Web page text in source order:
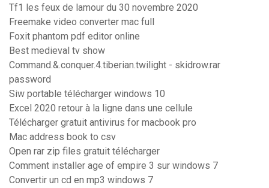
Tf1 les feux de lamour du 30 novembre 2020
Freemake video converter mac full
Foxit phantom pdf editor online
Best medieval tv show
Command.&.conquer.4.tiberian.twilight - skidrow.rar
password
Siw portable télécharger windows 10
Excel 2020 retour à la ligne dans une cellule
Télécharger gratuit antivirus for macbook pro
Mac address book to csv
Open rar zip files gratuit télécharger
Comment installer age of empire 3 sur windows 7
Convertir un cd en mp3 windows 7